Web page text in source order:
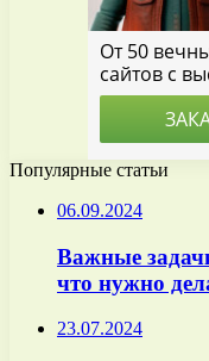
Популярные статьи
06.09.2024
Важные
что нужно
23.07.2024